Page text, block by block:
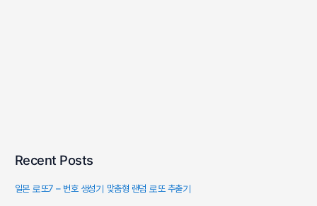
Recent Posts
일본 로또7 – 번호 생성기 맞춤형 랜덤 로또 추출기